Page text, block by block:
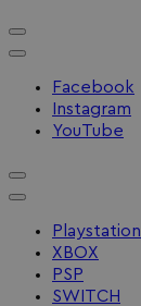
Facebook
Instagram
YouTube
Playstation
XBOX
PSP
SWITCH